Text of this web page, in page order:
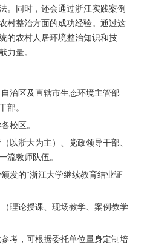
。同时，还会通过浙江实践案例
村整治方面的成功经验。通过这
的农村人居环境整治知识和技
力量。
治区及直辖市生态环境主管部
部。
校区。
以浙大为主）、党政领导干部、
流教师队伍。
发的“浙江大学继续教育结业证
理论授课、现场教学、案例教学
考，可根据委托单位量身定制培